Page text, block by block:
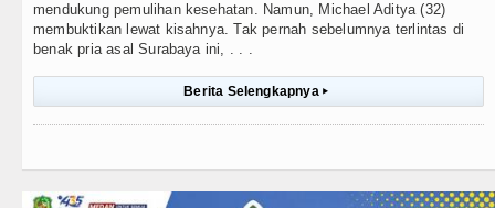
mendukung pemulihan kesehatan. Namun, Michael Aditya (32)
membuktikan lewat kisahnya. Tak pernah sebelumnya terlintas di
benak pria asal Surabaya ini, . . .
Berita Selengkapnya ▸